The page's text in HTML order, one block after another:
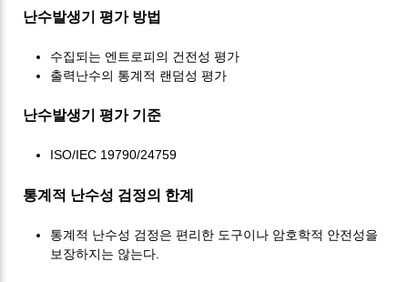
난수발생기 평가 방법
수집되는 엔트로피의 건전성 평가
출력난수의 통계적 랜덤성 평가
난수발생기 평가 기준
ISO/IEC 19790/24759
통계적 난수성 검정의 한계
통계적 난수성 검정은 편리한 도구이나 암호학적 안전성을
보장하지는 않는다.